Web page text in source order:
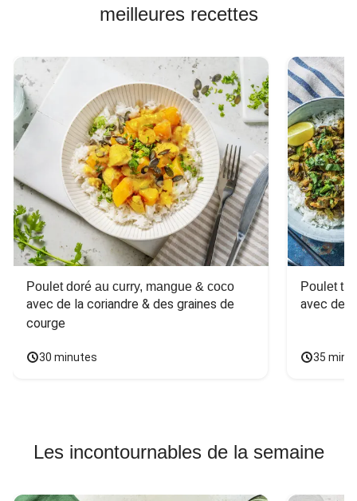
meilleures recettes
Poulet doré au curry, mangue & coco
avec de la coriandre & des graines de
courge
30 minutes
Poulet
avec des
35
Les incontournables de la semaine